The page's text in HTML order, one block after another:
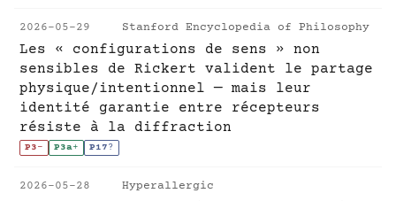
2026-05-29 Stanford Encyclopedia of Philosophy
Les « configurations de sens » non
sensibles de Rickert valident le partage
physique/intentionnel — mais leur
identité garantie entre récepteurs
résiste à la diffraction
P3- P3a+ P17?
2026-05-28 Hyperallergic